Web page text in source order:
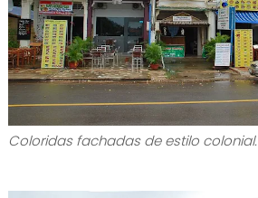
Coloridas fachadas de estilo colonial.